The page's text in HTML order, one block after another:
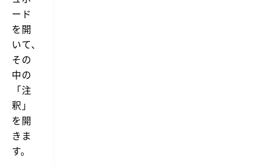
ード
を開
いて、
その
中の
「注
釈」
を開
きま
す。